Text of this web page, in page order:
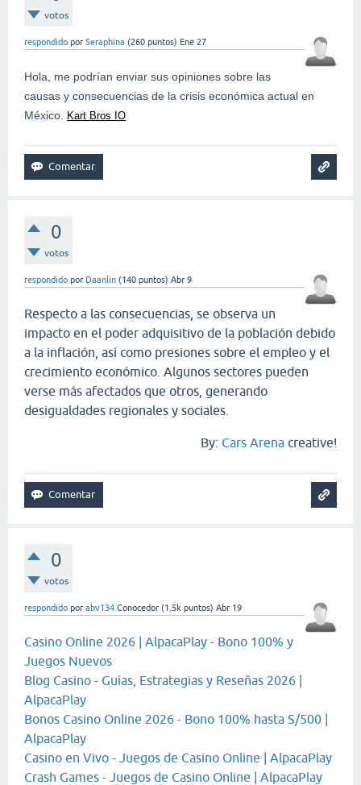
votos
respondido por Seraphina (260 puntos) Ene 27
Hola, me podrían enviar sus opiniones sobre las
causas y consecuencias de la crisis económica actual en
México. Kart Bros IO
0
votos
respondido por Daanlin (140 puntos) Abr 9
Respecto a las consecuencias, se observa un
impacto en el poder adquisitivo de la población debido
a la inflación, así como presiones sobre el empleo y el
crecimiento económico. Algunos sectores pueden
verse más afectados que otros, generando
desigualdades regionales y sociales.
By: Cars Arena creative!
0
votos
respondido por abv134 Conocedor (1.5k puntos) Abr 19
Casino Online 2026 | AlpacaPlay - Bono 100% y
Juegos Nuevos
Blog Casino - Guías, Estrategias y Reseñas 2026 |
AlpacaPlay
Bonos Casino Online 2026 - Bono 100% hasta S/500 |
AlpacaPlay
Casino en Vivo - Juegos de Casino Online | AlpacaPlay
Crash Games - Juegos de Casino Online | AlpacaPlay